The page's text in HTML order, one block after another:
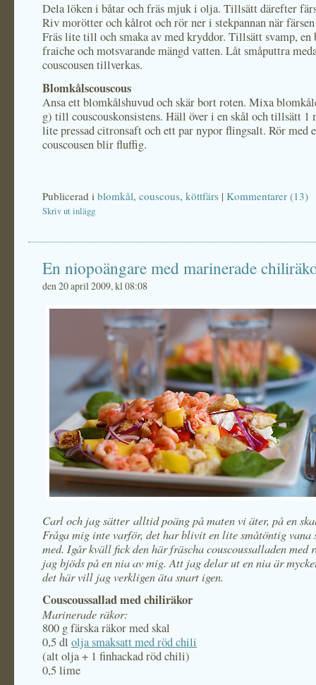
Dela löken i båtar och fräs mjuk i olja. Tillsätt därefter
Riv morötter och kålrot och rör ner i stekpannan när
Fräs lite till och smaka av med kryddor. Tillsätt svamp, en
fraiche och motsvarande mängd vatten. Låt småputtra
couscousen tillverkas.
Blomkålscouscous
Ansa ett blomkålshuvud och skär bort roten. Mixa
g) till couscouskonsistens. Häll över i en skål och tillsätt 1
lite pressad citronsaft och ett par nypor flingsalt. Rör med
couscousen blir fluffig.
Publicerad i blomkål, couscous, köttfärs | Kommentarer (13)
Skriv ut inlägg
En niopoängare med marinerade
den 20 april 2009, kl 08:08
Carl och jag sätter alltid poäng på maten vi äter, på en
Fråga mig inte varför, det har blivit en lite småtöntig vana
med. Igår kväll fick den här fräscha couscoussalladen med
jag bjöds på en nia av mig. Att jag delar ut en nia är
det här vill jag verkligen äta snart igen.
Couscoussallad med chiliräkor
Marinerade räkor:
800 g färska räkor med skal
0,5 dl olja smaksatt med röd chili
(alt olja + 1 finhackad röd chili)
0,5 lime